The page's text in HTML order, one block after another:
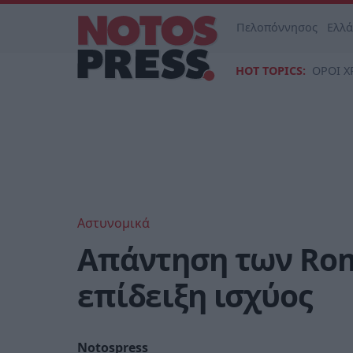
Πελοπόννησος
HOT TOPICS: ΟΡΟΙ
Αστυνομικά
Απάντηση των
επίδειξη ισχύος
Notospress